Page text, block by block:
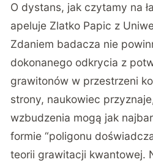
O dystans, jak czytamy na
apeluje Zlatko Papic z
Zdaniem badacza nie
dokonanego odkrycia z
grawitonów w przestrzeni
strony, naukowiec
wzbudzenia mogą jak
formie “poligonu
teorii grawitacji kwantowej.